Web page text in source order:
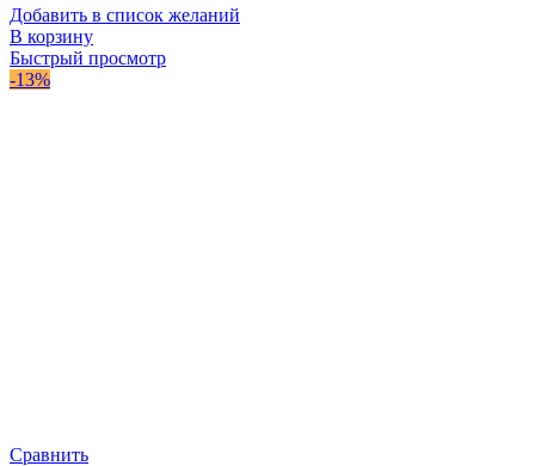
Добавить в список желаний
В корзину
Быстрый просмотр
-13%
Сравнить